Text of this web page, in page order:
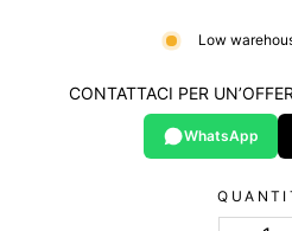
Low
CONTATTACI PER
WhatsApp